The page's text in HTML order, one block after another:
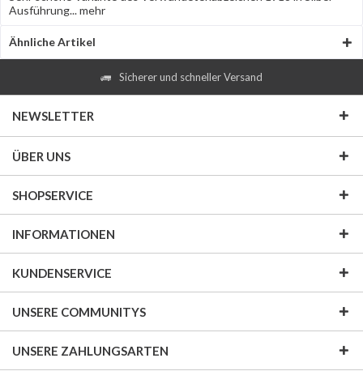
Ausführung...mehr
Ähnliche Artikel
Sicherer und schneller Versand
NEWSLETTER
ÜBER UNS
SHOPSERVICE
INFORMATIONEN
KUNDENSERVICE
UNSERE COMMUNITYS
UNSERE ZAHLUNGSARTEN